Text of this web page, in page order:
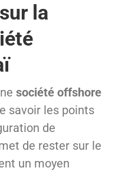
la
société offshore
savoir les points
de
de rester sur le
un moyen